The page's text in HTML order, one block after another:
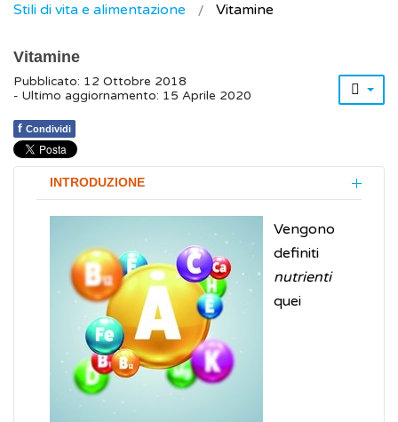
Stili di vita e alimentazione
Vitamine
Vitamine
Pubblicato: 12 Ottobre 2018
- Ultimo aggiornamento: 15 Aprile 2020
f Condividi
INTRODUZIONE
Vengono
definiti
nutrienti
quei